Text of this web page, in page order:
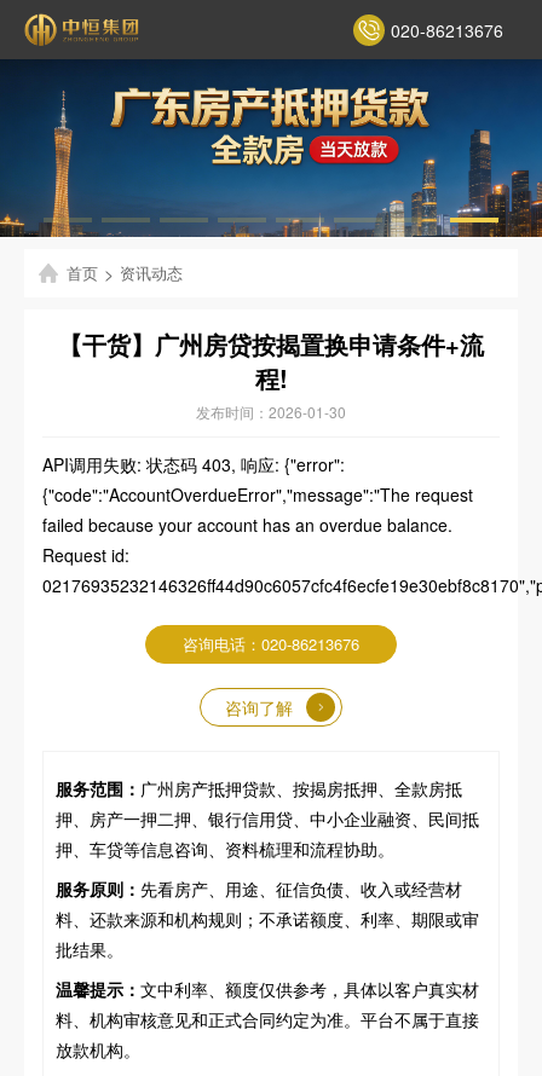
020-86213676
首页 > 资讯动态
【干货】广州房贷按揭置换申请条件+流
程!
发布时间：2026-01-30
API调用失败: 状态码 403, 响应: {"error":
{"code":"AccountOverdueError","message":"The request
failed because your account has an overdue balance.
Request id:
咨询电话：020-86213676
咨询了解
服务范围： 广州房产抵押贷款、按揭房抵押、全款房抵
押、房产一押二押、银行信用贷、中小企业融资、民间抵
押、车贷等信息咨询、资料梳理和流程协助。
服务原则： 先看房产、用途、征信负债、收入或经营材
料、还款来源和机构规则；不承诺额度、利率、期限或审
批结果。
温馨提示： 文中利率、额度仅供参考，具体以客户真实材
料、机构审核意见和正式合同约定为准。平台不属于直接
放款机构。